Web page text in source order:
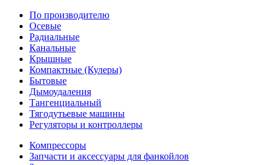
По производителю
Осевые
Радиальные
Канальные
Крышные
Компактные (Кулеры)
Бытовые
Дымоудаления
Тангенциальный
Тягодутьевые машины
Регуляторы и контроллеры
Компрессоры
Запчасти и аксессуары для фанкойлов